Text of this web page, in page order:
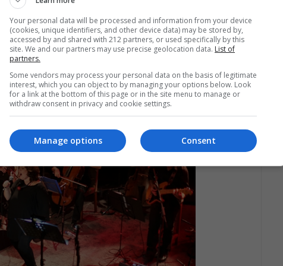
μου αγαπημένη in concert στο Μέγαρο
Θεσσαλονίκης
Κατσιγιάννης συνθέτης της παράστασης και ταινίας
μου Αγαπημένη» έρχεται για μια συναυλία στο
Μουσικής Θεσσαλονίκης
Your personal data will be processed and information from your device
(cookies, unique identifiers, and other device data) may be stored by,
accessed by and shared with 212 partners, or used specifically by this
site. We and our partners may use precise geolocation data. List of
partners.
Some vendors may process your personal data on the basis of legitimate
interest, which you can object to by managing your options below. Look
for a link at the bottom of this page or in the site menu to manage or
withdraw consent in privacy and cookie settings.
Consent
Manage options